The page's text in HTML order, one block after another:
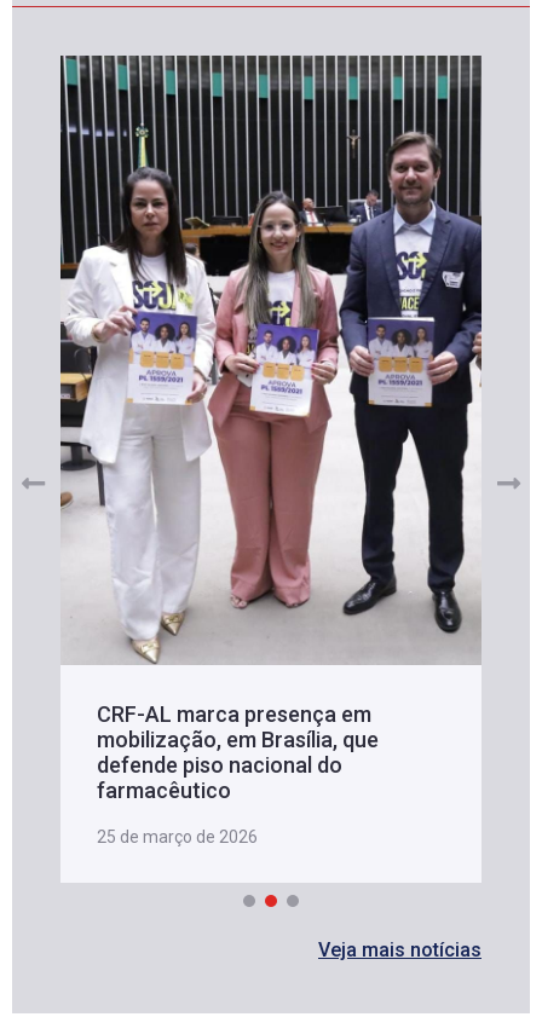
CRF-AL marca presença em
mobilização, em Brasília, que
defende piso nacional do
farmacêutico
25 de março de 2026
Veja mais notícias